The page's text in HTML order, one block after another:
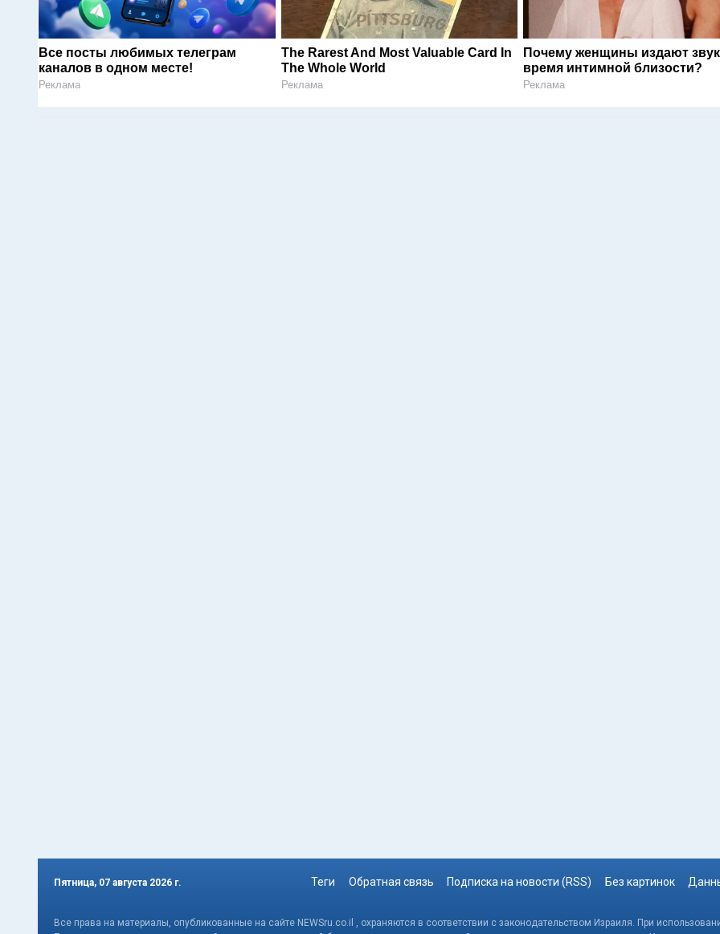
Все посты любимых телеграм
каналов в одном месте!
Реклама
The Rarest And Most Valuable Card In
The Whole World
Реклама
Почему женщины издают
время интимной близости?
Реклама
Пятница, 07 августа 2026 г. Теги Обратная связь Подписка на новости (RSS) Без картинок
Все права на материалы, опубликованные на сайте NEWSru.co.il , охраняются в соответствии с законодательством Израиля. При